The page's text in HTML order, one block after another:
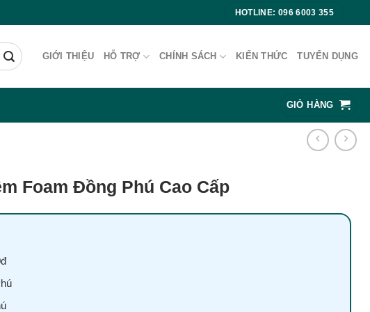
🔥 HOTLINE: 096 6003 355
GIỚI THIỆU HỖ TRỢ CHÍNH SÁCH KIẾN THỨC TUYỂN DỤNG
GIỎ HÀNG
Foam Đồng Phú Cao Cấp